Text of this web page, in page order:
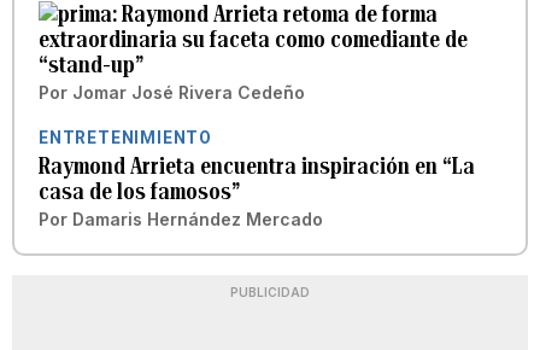
Raymond Arrieta retoma de forma
extraordinaria su faceta como comediante de
“stand-up”
Por Jomar José Rivera Cedeño
ENTRETENIMIENTO
Raymond Arrieta encuentra inspiración en “La
casa de los famosos”
Por Damaris Hernández Mercado
PUBLICIDAD